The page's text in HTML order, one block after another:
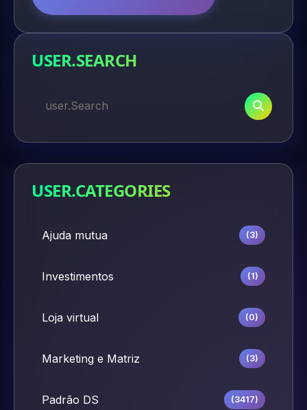
USER.SEARCH
USER.CATEGORIES
Ajuda mutua (3)
Investimentos (1)
Loja virtual (0)
Marketing e Matriz (3)
Padrão DS (3417)